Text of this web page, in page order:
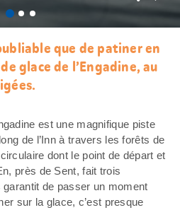
que de patiner en
glace de l’Engadine, au
est une magnifique piste
de l’Inn à travers les forêts de
dont le point de départ et
près de Sent, fait trois
de passer un moment
sur la glace, c’est presque